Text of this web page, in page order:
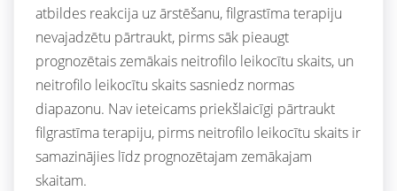
atbildes reakcija uz ārstēšanu, filgrastīma terapiju
nevajadzētu pārtraukt, pirms sāk pieaugt
prognozētais zemākais neitrofilo leikocītu skaits, un
neitrofilo leikocītu skaits sasniedz normas
diapazonu. Nav ieteicams priekšlaicīgi pārtraukt
filgrastīma terapiju, pirms neitrofilo leikocītu skaits ir
samazinājies līdz prognozētajam zemākajam
skaitam.